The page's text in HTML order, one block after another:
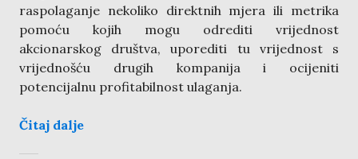
raspolaganje nekoliko direktnih mjera ili metrika
pomoću kojih mogu odrediti vrijednost
akcionarskog društva, uporediti tu vrijednost s
vrijednošću drugih kompanija i ocijeniti
potencijalnu profitabilnost ulaganja.
Čitaj dalje